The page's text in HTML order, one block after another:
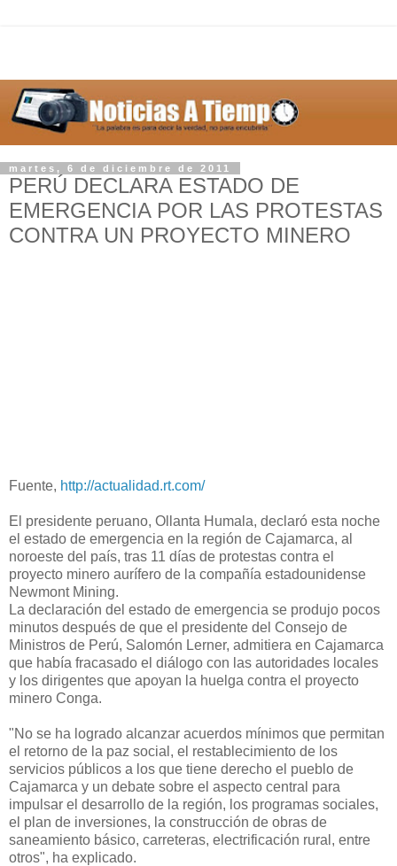
martes, 6 de diciembre de 2011
PERÚ DECLARA ESTADO DE
EMERGENCIA POR LAS PROTESTAS
CONTRA UN PROYECTO MINERO
Fuente, http://actualidad.rt.com/
El presidente peruano, Ollanta Humala, declaró esta noche
el estado de emergencia en la región de Cajamarca, al
noroeste del país, tras 11 días de protestas contra el
proyecto minero aurífero de la compañía estadounidense
Newmont Mining.
La declaración del estado de emergencia se produjo pocos
minutos después de que el presidente del Consejo de
Ministros de Perú, Salomón Lerner, admitiera en Cajamarca
que había fracasado el diálogo con las autoridades locales
y los dirigentes que apoyan la huelga contra el proyecto
minero Conga.
"No se ha logrado alcanzar acuerdos mínimos que permitan
el retorno de la paz social, el restablecimiento de los
servicios públicos a los que tiene derecho el pueblo de
Cajamarca y un debate sobre el aspecto central para
impulsar el desarrollo de la región, los programas sociales,
el plan de inversiones, la construcción de obras de
saneamiento básico, carreteras, electrificación rural, entre
otros", ha explicado.